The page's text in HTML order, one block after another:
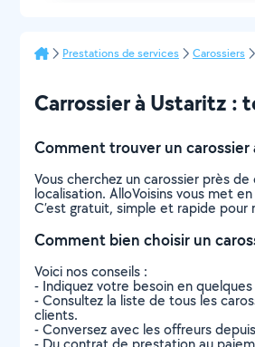
Prestations de services Carossiers
Carrossier à Ustaritz :
Comment trouver un carossier
Vous cherchez un carossier près
localisation. AlloVoisins vous met
C’est gratuit, simple et rapide pour
Comment bien choisir un
Voici nos conseils :
- Indiquez votre besoin en
- Consultez la liste de tous les
clients.
- Conversez avec les offreurs